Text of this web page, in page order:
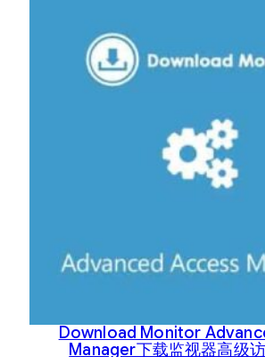
Download Monitor
Manager下载监视器高级